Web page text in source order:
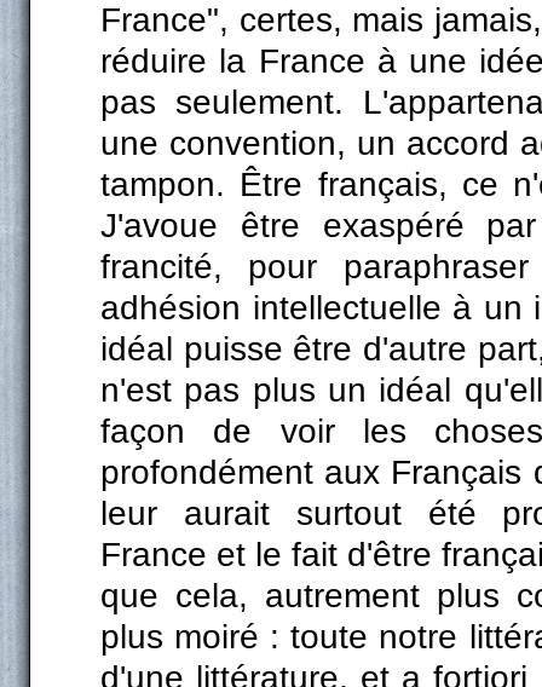
France", certes, mais
réduire la France à une
pas seulement.
une convention, un accord
tampon. Être français, ce
J'avoue être exaspéré
francité, pour
adhésion intellectuelle à
idéal puisse être d'autre
n'est pas plus un idéal
façon de voir les
profondément aux Français
leur aurait surtout été
France et le fait d'être
que cela, autrement plus
plus moiré : toute notre
d'une littérature, et a